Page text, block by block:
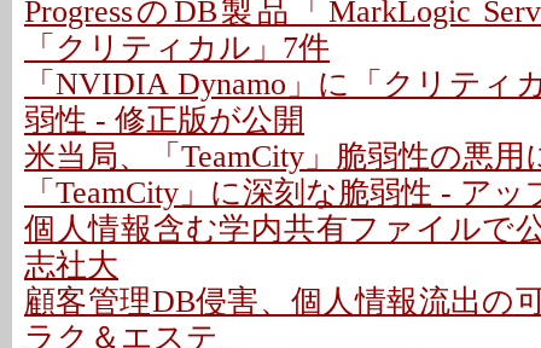
ProgressのDB製品「MarkLogic
「クリティカル」7件
「NVIDIA Dynamo」に「クリティ
弱性 - 修正版が公開
米当局、「TeamCity」脆弱性の悪用
「TeamCity」に深刻な脆弱性 - ア
個人情報含む学内共有ファイルで
志社大
顧客管理DB侵害、個人情報流出の
ラク＆エステ